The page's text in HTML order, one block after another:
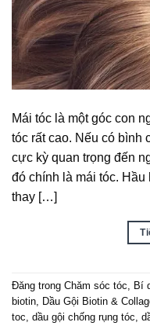
Mái tóc là một góc con
tóc rất cao. Nếu có bình
cực kỳ quan trọng đến
đó chính là mái tóc.
thay […]
Đăng trong Chăm sóc tóc, Bí
biotin, Dầu Gội Biotin &
toc, dầu gội chống rụng tóc,